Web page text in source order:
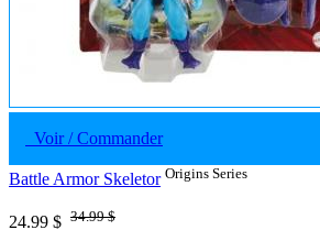
Voir / Commander
Battle Armor Skeletor Origins Series
24.99 $ 34.99 $